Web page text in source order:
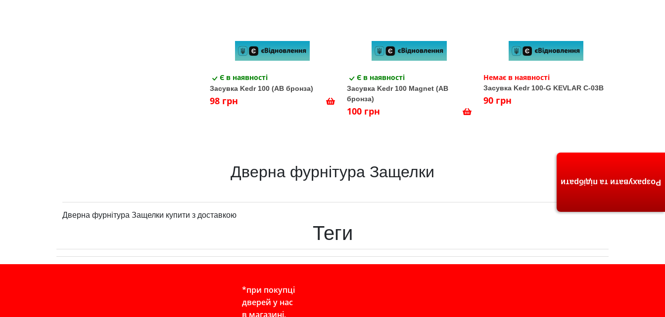
Є в наявності
Засувка Kedr 100 (AB бронза)
98 грн
Є в наявності
Засувка Kedr 100 Magnet (AB
бронза)
100 грн
Немає в наявності
Засувка Kedr 100-G KEVLAR C-03В
90 грн
Дверна фурнітура Защелки
Дверна фурнітура Защелки купити з доставкою
Теги
*при покупці
дверей у нас
в магазині,
Розрахувати та підібрати